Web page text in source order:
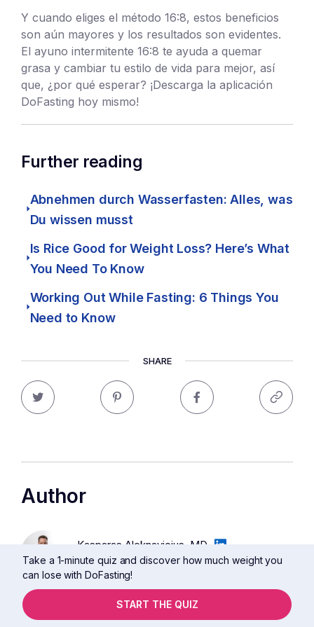
Y cuando eliges el método 16:8, estos beneficios
son aún mayores y los resultados son evidentes.
El ayuno intermitente 16:8 te ayuda a quemar
grasa y cambiar tu estilo de vida para mejor, así
que, ¿por qué esperar? ¡Descarga la aplicación
DoFasting hoy mismo!
Further reading
Abnehmen durch Wasserfasten: Alles, was
Du wissen musst
Is Rice Good for Weight Loss? Here’s What
You Need To Know
Working Out While Fasting: 6 Things You
Need to Know
SHARE
Author
Kasparas Aleknavicius, MD
Head of Medical Affairs
Kasparas Aleknavicius acquired his medical degree
from the Vilnius University in Lithuania and became a
Take a 1-minute quiz and discover how much weight you
can lose with DoFasting!
START THE QUIZ